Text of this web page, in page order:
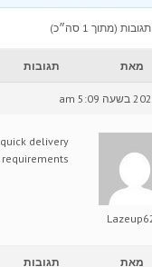
מאת תגובות
quick delivery
מאת תגובות